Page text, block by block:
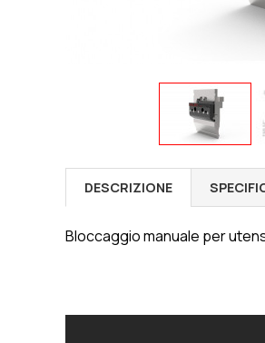
DESCRIZIONE
Bloccaggio manuale per